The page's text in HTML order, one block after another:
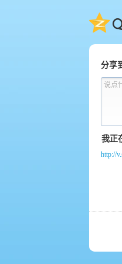
QQ
分享
说点
http://